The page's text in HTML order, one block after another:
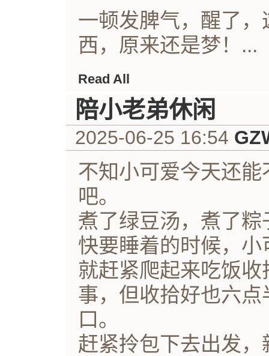
一顿发脾气，醒了
西，原来还是梦！...
Read All
陪小老弟休闲
2025-06-25 16:54
不知小可爱今天还
吧。
煮了绿豆汤，煮了
快要睡着的时候，
就赶紧爬起来吃饭
事，但收拾好也六
口。
赶紧拎包下去出发